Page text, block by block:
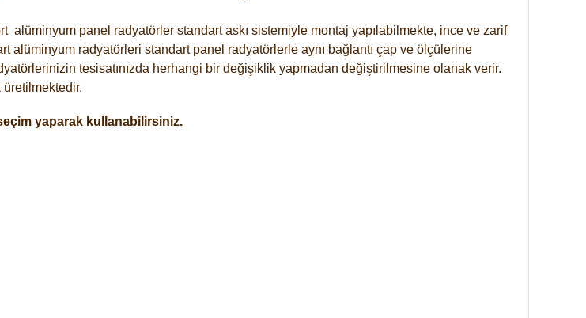
alüminyum panel radyatörler standart askı sistemiyle montaj yapılabilmekte, ince ve zarif
alüminyum radyatörleri standart panel radyatörlerle aynı bağlantı çap ve ölçülerine
tesisatınızda herhangi bir değişiklik yapmadan değiştirilmesine olanak verir.
yaparak kullanabilirsiniz.